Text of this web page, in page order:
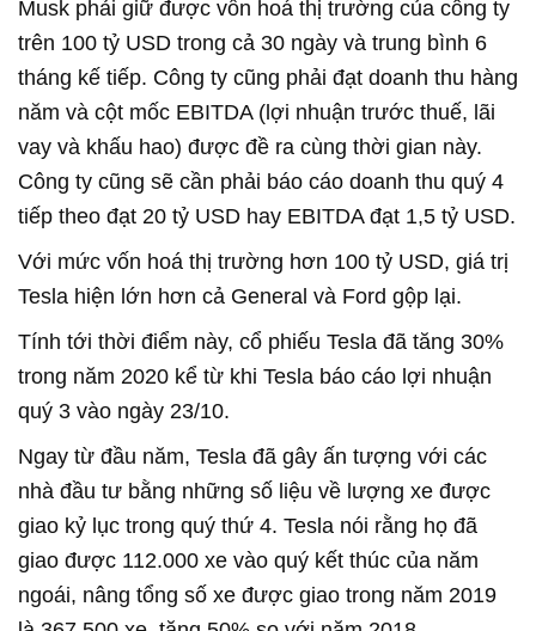
Musk phải giữ được vốn hoá thị trường của công ty
trên 100 tỷ USD trong cả 30 ngày và trung bình 6
tháng kế tiếp. Công ty cũng phải đạt doanh thu hàng
năm và cột mốc EBITDA (lợi nhuận trước thuế, lãi
vay và khấu hao) được đề ra cùng thời gian này.
Công ty cũng sẽ cần phải báo cáo doanh thu quý 4
tiếp theo đạt 20 tỷ USD hay EBITDA đạt 1,5 tỷ USD.
Với mức vốn hoá thị trường hơn 100 tỷ USD, giá trị
Tesla hiện lớn hơn cả General và Ford gộp lại.
Tính tới thời điểm này, cổ phiếu Tesla đã tăng 30%
trong năm 2020 kể từ khi Tesla báo cáo lợi nhuận
quý 3 vào ngày 23/10.
Ngay từ đầu năm, Tesla đã gây ấn tượng với các
nhà đầu tư bằng những số liệu về lượng xe được
giao kỷ lục trong quý thứ 4. Tesla nói rằng họ đã
giao được 112.000 xe vào quý kết thúc của năm
ngoái, nâng tổng số xe được giao trong năm 2019